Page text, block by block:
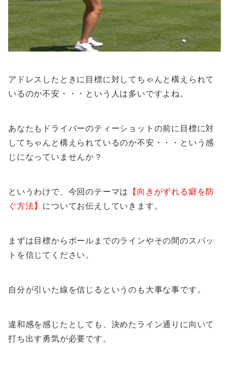
アドレスしたときに目標に対してちゃんと構えられて
いるのか不安・・・という人は多いですよね。
あなたもドライバーのティーショットの前に目標に対
してちゃんと構えられているのか不安・・・という感
じになっていませんか？
というわけで、今回のテーマは 【向きがずれる癖を防
ぐ方法】 についてお伝えしていきます。
まずは目標からボールまでのラインやその間のスパッ
トを信じてください。
自分が引いた線を信じるというのも大事な事です。
違和感を感じたとしても、決めたライン通りに向いて
打ち出す勇気が必要です。